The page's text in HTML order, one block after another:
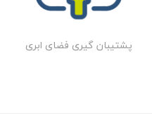
پشتیبان گیری فضای ابری